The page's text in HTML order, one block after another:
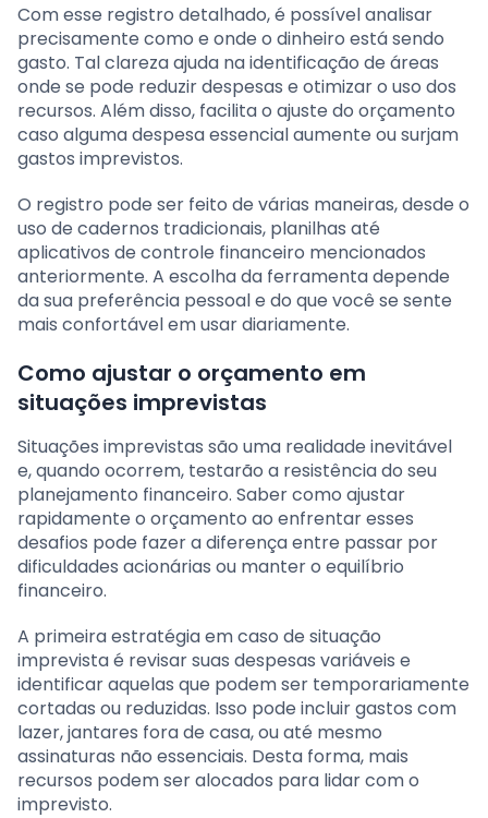
Com esse registro detalhado, é possível analisar
precisamente como e onde o dinheiro está sendo
gasto. Tal clareza ajuda na identificação de áreas
onde se pode reduzir despesas e otimizar o uso dos
recursos. Além disso, facilita o ajuste do orçamento
caso alguma despesa essencial aumente ou surjam
gastos imprevistos.
O registro pode ser feito de várias maneiras, desde o
uso de cadernos tradicionais, planilhas até
aplicativos de controle financeiro mencionados
anteriormente. A escolha da ferramenta depende
da sua preferência pessoal e do que você se sente
mais confortável em usar diariamente.
Como ajustar o orçamento em
situações imprevistas
Situações imprevistas são uma realidade inevitável
e, quando ocorrem, testarão a resistência do seu
planejamento financeiro. Saber como ajustar
rapidamente o orçamento ao enfrentar esses
desafios pode fazer a diferença entre passar por
dificuldades acionárias ou manter o equilíbrio
financeiro.
A primeira estratégia em caso de situação
imprevista é revisar suas despesas variáveis e
identificar aquelas que podem ser temporariamente
cortadas ou reduzidas. Isso pode incluir gastos com
lazer, jantares fora de casa, ou até mesmo
assinaturas não essenciais. Desta forma, mais
recursos podem ser alocados para lidar com o
imprevisto.